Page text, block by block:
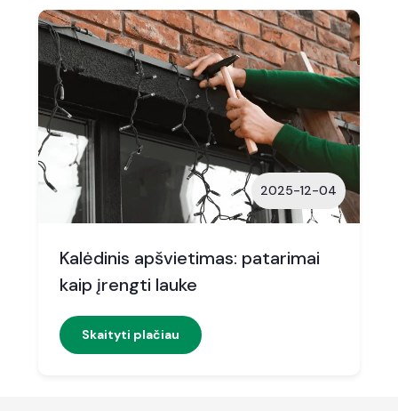
2025-12-04
Kalėdinis apšvietimas: patarimai
kaip įrengti lauke
Skaityti plačiau